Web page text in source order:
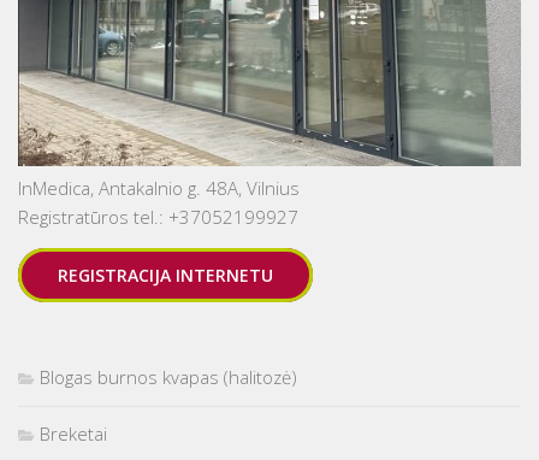
InMedica, Antakalnio g. 48A, Vilnius
Registratūros tel.: +37052199927
REGISTRACIJA INTERNETU
Blogas burnos kvapas (halitozė)
Breketai